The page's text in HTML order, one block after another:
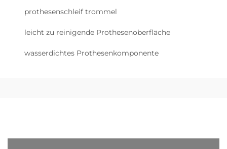
prothesenschleif trommel
leicht zu reinigende Prothesenoberfläche
wasserdichtes Prothesenkomponente